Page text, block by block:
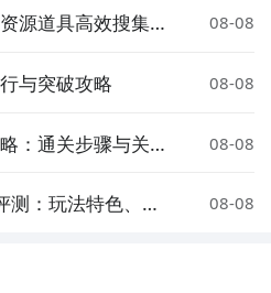
源道具高效搜集攻
08-08
与突破攻略 08-08
：通关步骤与关键
08-08
测：玩法特色、关
08-08